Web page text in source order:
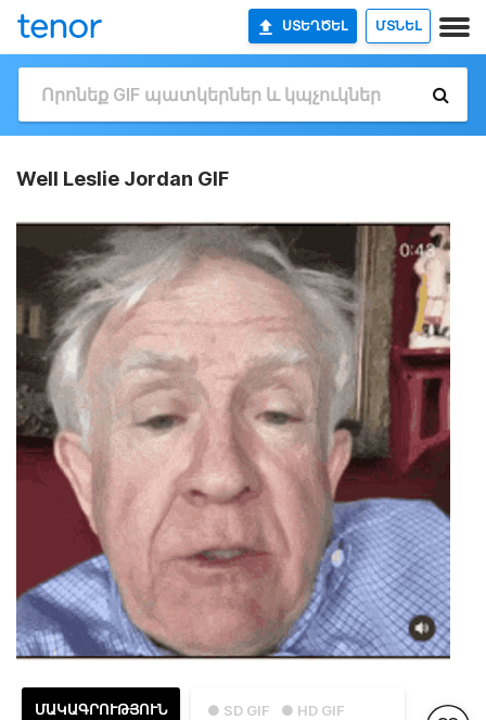
ՍՏԵՂԾԵԼ ՄՏՆԵԼ
Well Leslie Jordan GIF
● SD GIF
● HD GIF
ՄԱԿԱԳՐՈՒԹՅՈՒՆ